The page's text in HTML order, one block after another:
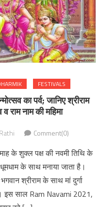
FESTIVALS
का पर्व; जानिए श्रीराम
राम नाम की महिमा
Comment(0)
के शुक्ल पक्ष की नवमी तिथि के
के साथ मनाया जाता है।
श्रीराम के साथ मां दुर्गा
इस साल Ram Navami 2021,